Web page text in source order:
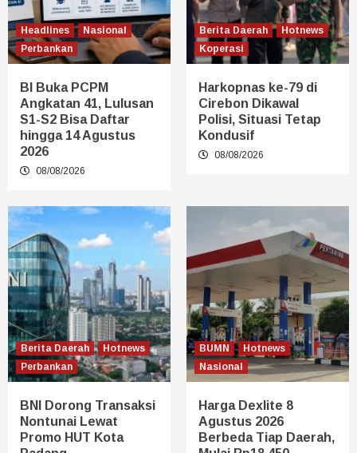
Headlines
Nasional
Perbankan
BI Buka PCPM
Angkatan 41, Lulusan
S1-S2 Bisa Daftar
hingga 14 Agustus
2026
08/08/2026
Berita Daerah
Hotnews
Koperasi
Harkopnas ke-79 di
Cirebon Dikawal
Polisi, Situasi Tetap
Kondusif
08/08/2026
Berita Daerah
Hotnews
Perbankan
BNI Dorong Transaksi
Nontunai Lewat
Promo HUT Kota
BUMN
Hotnews
Nasional
Harga Dexlite 8
Agustus 2026
Berbeda Tiap Daerah,